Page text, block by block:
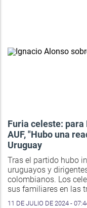
Furia celeste: para
AUF, "Hubo una
Uruguay
Tras el partido hubo
uruguayos y
colombianos. Los
sus familiares en las
11 DE JULIO DE 2024 -